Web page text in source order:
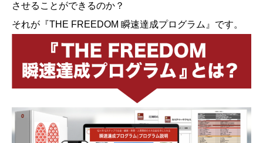
させることができるのか？
それが『THE FREEDOM 瞬速達成プログラム』です。